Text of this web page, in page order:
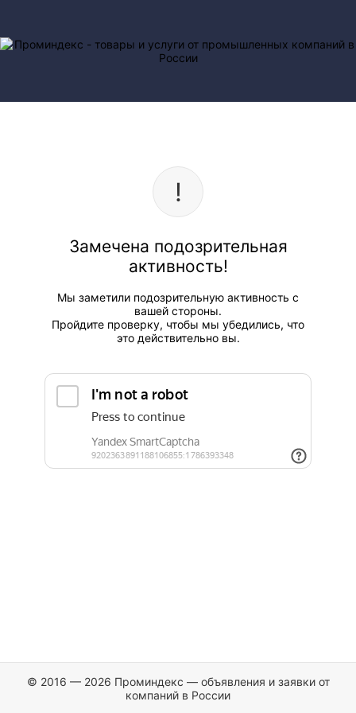
Замечена подозрительная
активность!
Мы заметили подозрительную активность с
вашей стороны.
Пройдите проверку, чтобы мы убедились, что
это действительно вы.
© 2016 — 2026 Проминдекс — объявления и заявки от
компаний в России